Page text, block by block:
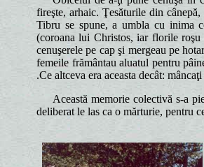
fireşte, arhaic. Ţesăturile din
Tibru se spune, a umbla cu inima
(coroana lui Christos, iar florile
cenuşerele pe cap şi mergeau pe
femeile frământau aluatul pentru
.Ce altceva era aceasta decât:
Această memorie colectivă s-a
deliberat le las ca o mărturie, pentru